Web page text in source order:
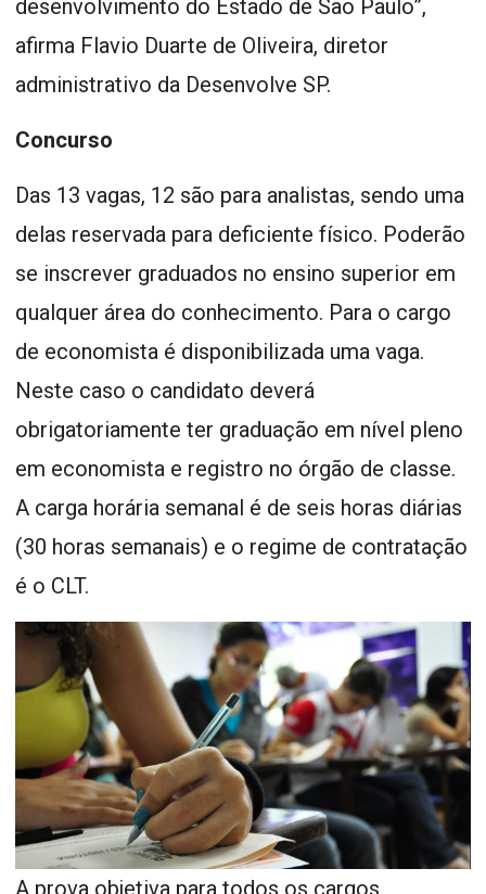
desenvolvimento do Estado de São Paulo”,
afirma Flavio Duarte de Oliveira, diretor
administrativo da Desenvolve SP.
Concurso
Das 13 vagas, 12 são para analistas, sendo uma
delas reservada para deficiente físico. Poderão
se inscrever graduados no ensino superior em
qualquer área do conhecimento. Para o cargo
de economista é disponibilizada uma vaga.
Neste caso o candidato deverá
obrigatoriamente ter graduação em nível pleno
em economista e registro no órgão de classe.
A carga horária semanal é de seis horas diárias
(30 horas semanais) e o regime de contratação
é o CLT.
A prova objetiva para todos os cargos